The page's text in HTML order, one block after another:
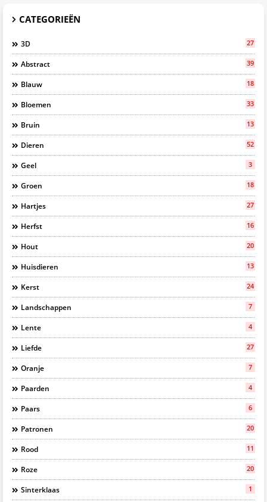
CATEGORIEËN
3D 27
Abstract 39
Blauw 18
Bloemen 33
Bruin 13
Dieren 52
Geel 3
Groen 18
Hartjes 27
Herfst 16
Hout 20
Huisdieren 13
Kerst 24
Landschappen 7
Lente 4
Liefde 27
Oranje 7
Paarden 4
Paars 6
Patronen 20
Rood 11
Roze 20
Sinterklaas 1